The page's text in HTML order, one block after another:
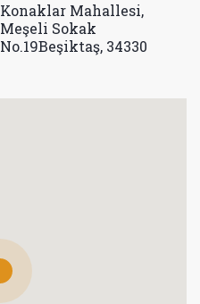
Konaklar Mahallesi,
Meşeli Sokak
No.19Beşiktaş, 34330